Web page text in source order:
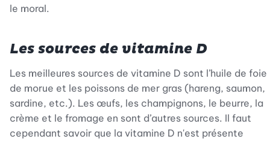
le moral.
Les sources de vitamine D
Les meilleures sources de vitamine D sont l’huile de foie
de morue et les poissons de mer gras (hareng, saumon,
sardine, etc.). Les œufs, les champignons, le beurre, la
crème et le fromage en sont d’autres sources. Il faut
cependant savoir que la vitamine D n'est présente